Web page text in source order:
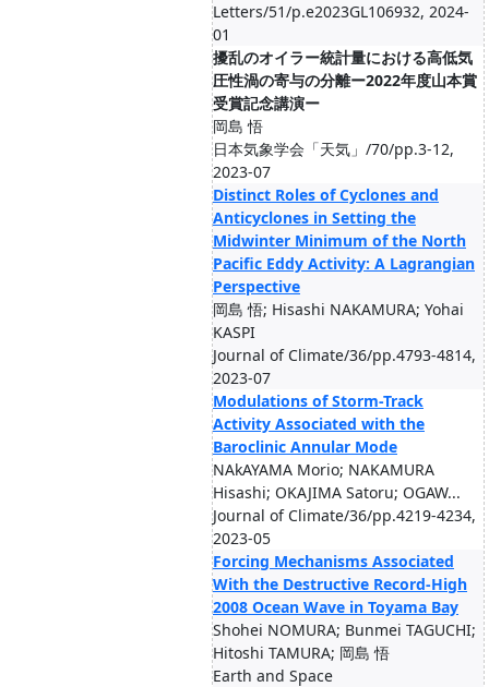
Letters/51/p.e2023GL106932, 2024-
01
擾乱のオイラー統計量における高低気
圧性渦の寄与の分離ー2022年度山本賞
受賞記念講演ー
岡島 悟
日本気象学会「天気」/70/pp.3-12,
2023-07
Distinct Roles of Cyclones and
Anticyclones in Setting the
Midwinter Minimum of the North
Pacific Eddy Activity: A Lagrangian
Perspective
岡島 悟; Hisashi NAKAMURA; Yohai
KASPI
Journal of Climate/36/pp.4793-4814,
2023-07
Modulations of Storm-Track
Activity Associated with the
Baroclinic Annular Mode
NAkAYAMA Morio; NAKAMURA
Hisashi; OKAJIMA Satoru; OGAW...
Journal of Climate/36/pp.4219-4234,
2023-05
Forcing Mechanisms Associated
With the Destructive Record-High
2008 Ocean Wave in Toyama Bay
Shohei NOMURA; Bunmei TAGUCHI;
Hitoshi TAMURA; 岡島 悟
Earth and Space